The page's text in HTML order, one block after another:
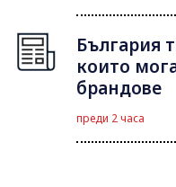
България
които
брандове
преди 2 часа